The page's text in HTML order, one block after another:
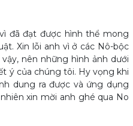
đã đạt được hình thể mong
Xin lỗi anh vì ở các Nô-bộc
nên những hình ảnh dưới
ý của chúng tôi. Hy vọng khi
dung ra được và ứng dụng
xin mời anh ghé qua No